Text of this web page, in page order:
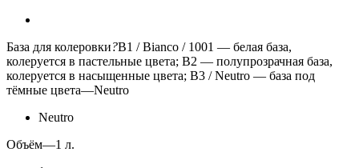
База для колеровки?B1 / Bianco / 1001 — белая база,
колеруется в пастельные цвета; B2 — полупрозрачная база,
колеруется в насыщенные цвета; B3 / Neutro — база под
тёмные цвета—Neutro
Neutro
Объём—1 л.